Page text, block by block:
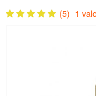
(5) 1